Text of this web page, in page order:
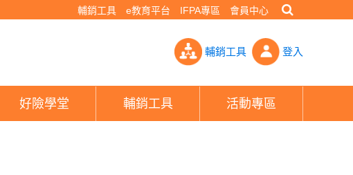
輔銷工具 e教育平台 IFPA專區 會員中心
你群聚了嗎！？醫師：五到七天內若有症狀，可自行快篩或就醫- PHEW!好險
輔銷工具 登入
好險學堂 輔銷工具 活動專區